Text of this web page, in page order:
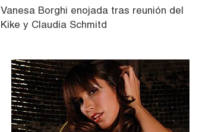
Vanesa Borghi enojada tras reunión del
Kike y Claudia Schmitd